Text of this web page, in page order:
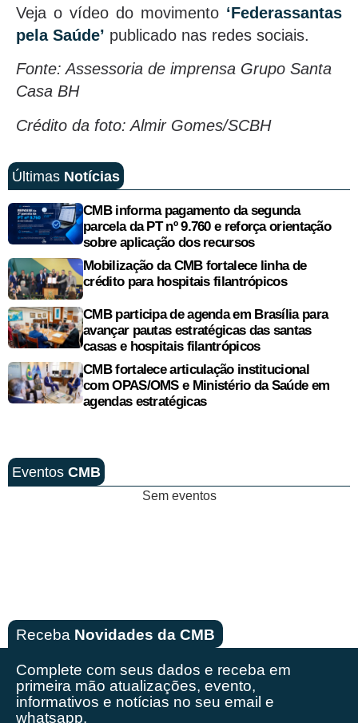
Veja o vídeo do movimento ‘Federassantas
pela Saúde’ publicado nas redes sociais.
Fonte: Assessoria de imprensa Grupo Santa
Casa BH
Crédito da foto: Almir Gomes/SCBH
Últimas Notícias
CMB informa pagamento da segunda
parcela da PT nº 9.760 e reforça orientação
sobre aplicação dos recursos
Mobilização da CMB fortalece linha de
crédito para hospitais filantrópicos
CMB participa de agenda em Brasília para
avançar pautas estratégicas das santas
casas e hospitais filantrópicos
CMB fortalece articulação institucional
com OPAS/OMS e Ministério da Saúde em
agendas estratégicas
Eventos CMB
Sem eventos
Receba Novidades da CMB
Complete com seus dados e receba em
primeira mão atualizações, evento,
informativos e notícias no seu email e
whatsapp.